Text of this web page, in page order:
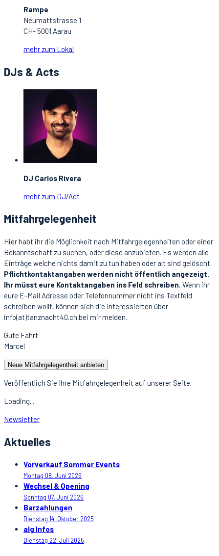
Rampe
Neumattstrasse 1
CH- 5001 Aarau
mehr zum Lokal
DJs & Acts
DJ Carlos Rivera
mehr zum DJ/Act
Mitfahrgelegenheit
Hier habt ihr die Möglichkeit nach Mitfahrgelegenheiten oder einer
Bekanntschaft zu suchen, oder diese anzubieten. Es werden alle
Einträge welche nichts damit zu tun haben oder alt sind gelöscht.
Pflichtkontaktangaben werden nicht öffentlich angezeigt.
Ihr müsst eure Kontaktangaben ins Feld schreiben. Wenn ihr
eure E-Mail Adresse oder Telefonnummer nicht ins Textfeld
schreiben wollt, können sich die Interessierten über
info(at)tanznacht40.ch bei mir melden.
Gute Fahrt
Marcel
Neue Mitfahrgelegentheit anbieten
Veröffentlich Sie Ihre Mitfahrgelegenheit auf unserer Seite.
Loading...
Newsletter
Aktuelles
Vorverkauf Sommer Events
Montag 08. Juni 2026
Wechsel & Opening
Sonntag 07. Juni 2026
Barzahlungen
Dienstag 14. Oktober 2025
alg Infos
Dienstag 22. Juli 2025